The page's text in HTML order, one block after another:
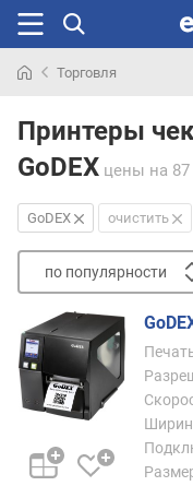
раньше
Торговля
Принтеры
GoDEX цены на
GoDEX очистить
по популярности
п
п
о
у
л